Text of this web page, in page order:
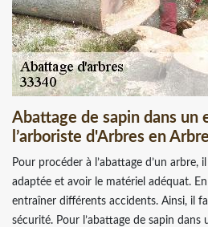
Abattage de sapin dans un
l’arboriste d'Arbres en
Pour procéder à l’abattage d’un
adaptée et avoir le matériel adéquat.
entraîner différents accidents. Ainsi, il
sécurité. Pour l’abattage de sapin dans